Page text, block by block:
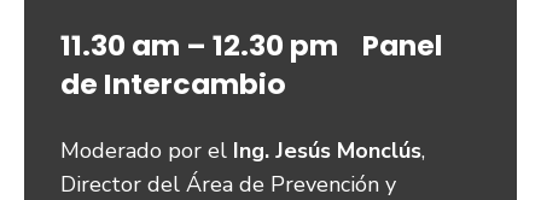
11.30 am – 12.30 pm Panel
de Intercambio
Moderado por el Ing. Jesús Monclús,
Director del Área de Prevención y